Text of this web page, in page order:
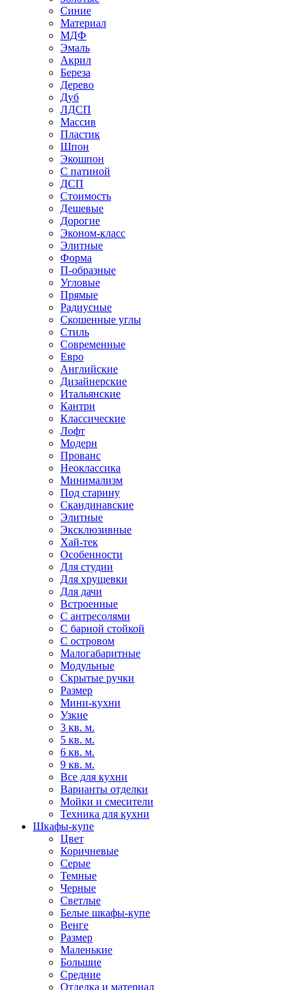
Синие
Материал
МДФ
Эмаль
Акрил
Береза
Дерево
Дуб
ЛДСП
Массив
Пластик
Шпон
Экошпон
С патиной
ДСП
Стоимость
Дешевые
Дорогие
Эконом-класс
Элитные
Форма
П-образные
Угловые
Прямые
Радиусные
Скошенные углы
Стиль
Современные
Евро
Английские
Дизайнерские
Итальянские
Кантри
Классические
Лофт
Модерн
Прованс
Неоклассика
Минимализм
Под старину
Скандинавские
Элитные
Эксклюзивные
Хай-тек
Особенности
Для студии
Для хрущевки
Для дачи
Встроенные
С антресолями
С барной стойкой
С островом
Малогабаритные
Модульные
Скрытые ручки
Размер
Мини-кухни
Узкие
3 кв. м.
5 кв. м.
6 кв. м.
9 кв. м.
Все для кухни
Варианты отделки
Мойки и смесители
Техника для кухни
Шкафы-купе
Цвет
Коричневые
Серые
Темные
Черные
Светлые
Белые шкафы-купе
Венге
Размер
Маленькие
Большие
Средние
Отделка и материал